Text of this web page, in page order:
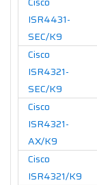
ISR4431-
SEC/K9
Cisco
ISR4321-
SEC/K9
Cisco
ISR4321-
AX/K9
Cisco
ISR4321/K9